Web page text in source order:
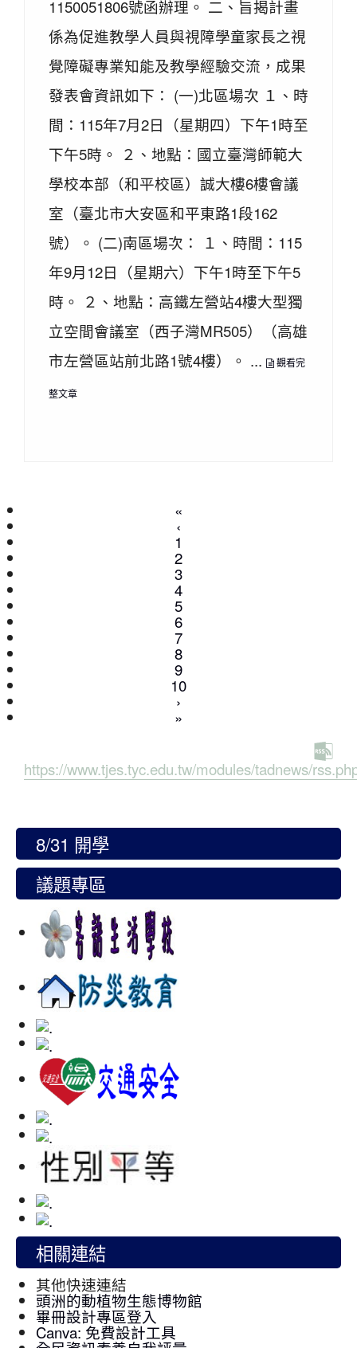
1150051806號函辦理。 二、旨揭計畫
係為促進教學人員與視障學童家長之視
覺障礙專業知能及教學經驗交流，成果
發表會資訊如下： (一)北區場次 １、時
間：115年7月2日（星期四）下午1時至
下午5時。 ２、地點：國立臺灣師範大
學校本部（和平校區）誠大樓6樓會議
室（臺北市大安區和平東路1段162
號）。 (二)南區場次： １、時間：115
年9月12日（星期六）下午1時至下午5
時。 ２、地點：高鐵左營站4樓大型獨
立空間會議室（西子灣MR505）（高雄
市左營區站前北路1號4樓）。 ...
觀看完
整文章
«
‹
1
2
3
4(current)
5
6
7
8
9
10
›
»
https://www.tjes.tyc.edu.tw/modules/tadnews/
8/31 開學
議題專區
相關連結
其他快速連結
頭洲的動植物生態博物館
畢冊設計專區登入
Canva: 免費設計工具